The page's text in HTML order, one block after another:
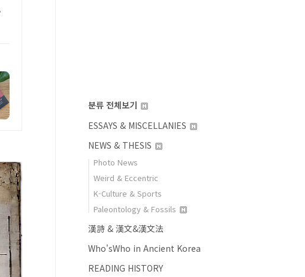
분류 전체보기
ESSAYS & MISCELLANIES
NEWS & THESIS
Photo News
Weird & Eccentric
K-Culture & Sports
Paleontology & Fossils
漢詩 & 漢文&漢文法
Who'sWho in Ancient Korea
READING HISTORY